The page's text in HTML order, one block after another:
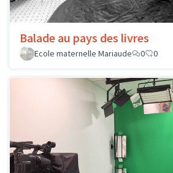
Balade au pays des livres
Ecole maternelle Mariaude
0 0